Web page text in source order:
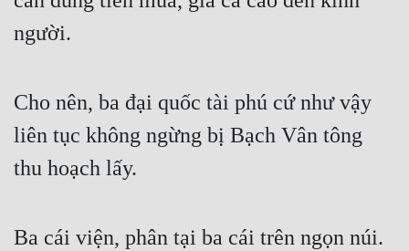
người.
Cho nên, ba đại quốc tài phú cứ như vậy
liên tục không ngừng bị Bạch Vân tông
thu hoạch lấy.
Ba cái viện, phân tại ba cái trên ngọn núi.